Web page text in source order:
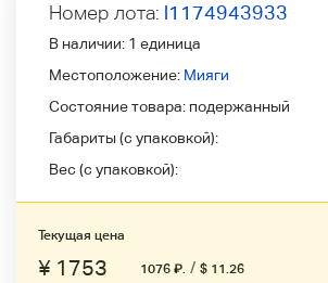
Номер лота: l1174943933
В наличии: 1 единица
Местоположение: Мияги
Состояние товара: подержанный
Габариты (с упаковкой):
Вес (с упаковкой):
Текущая цена
¥ 1753 1076 ₽. / $ 11.26